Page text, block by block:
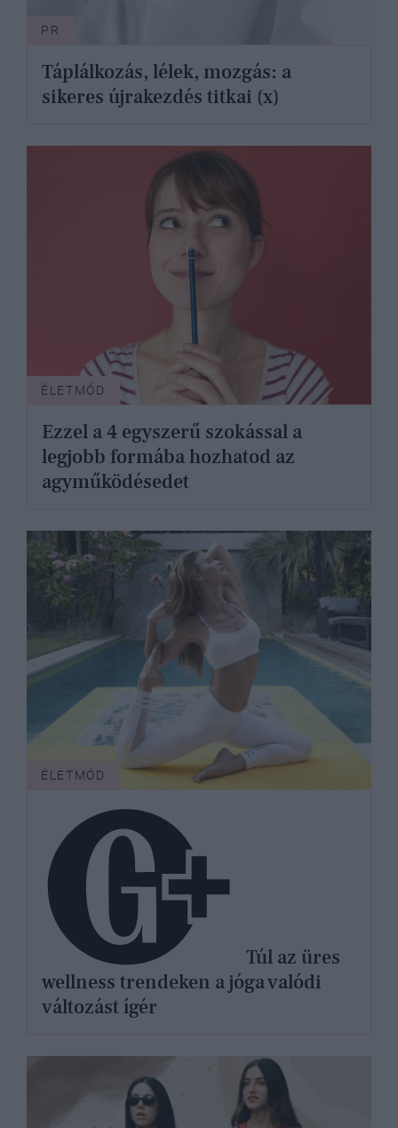
PR
Táplálkozás, lélek, mozgás: a
sikeres újrakezdés titkai (x)
ÉLETMÓD
Ezzel a 4 egyszerű szokással a
legjobb formába hozhatod az
agyműködésedet
ÉLETMÓD
Túl az üres
wellness trendeken a jóga valódi
változást ígér